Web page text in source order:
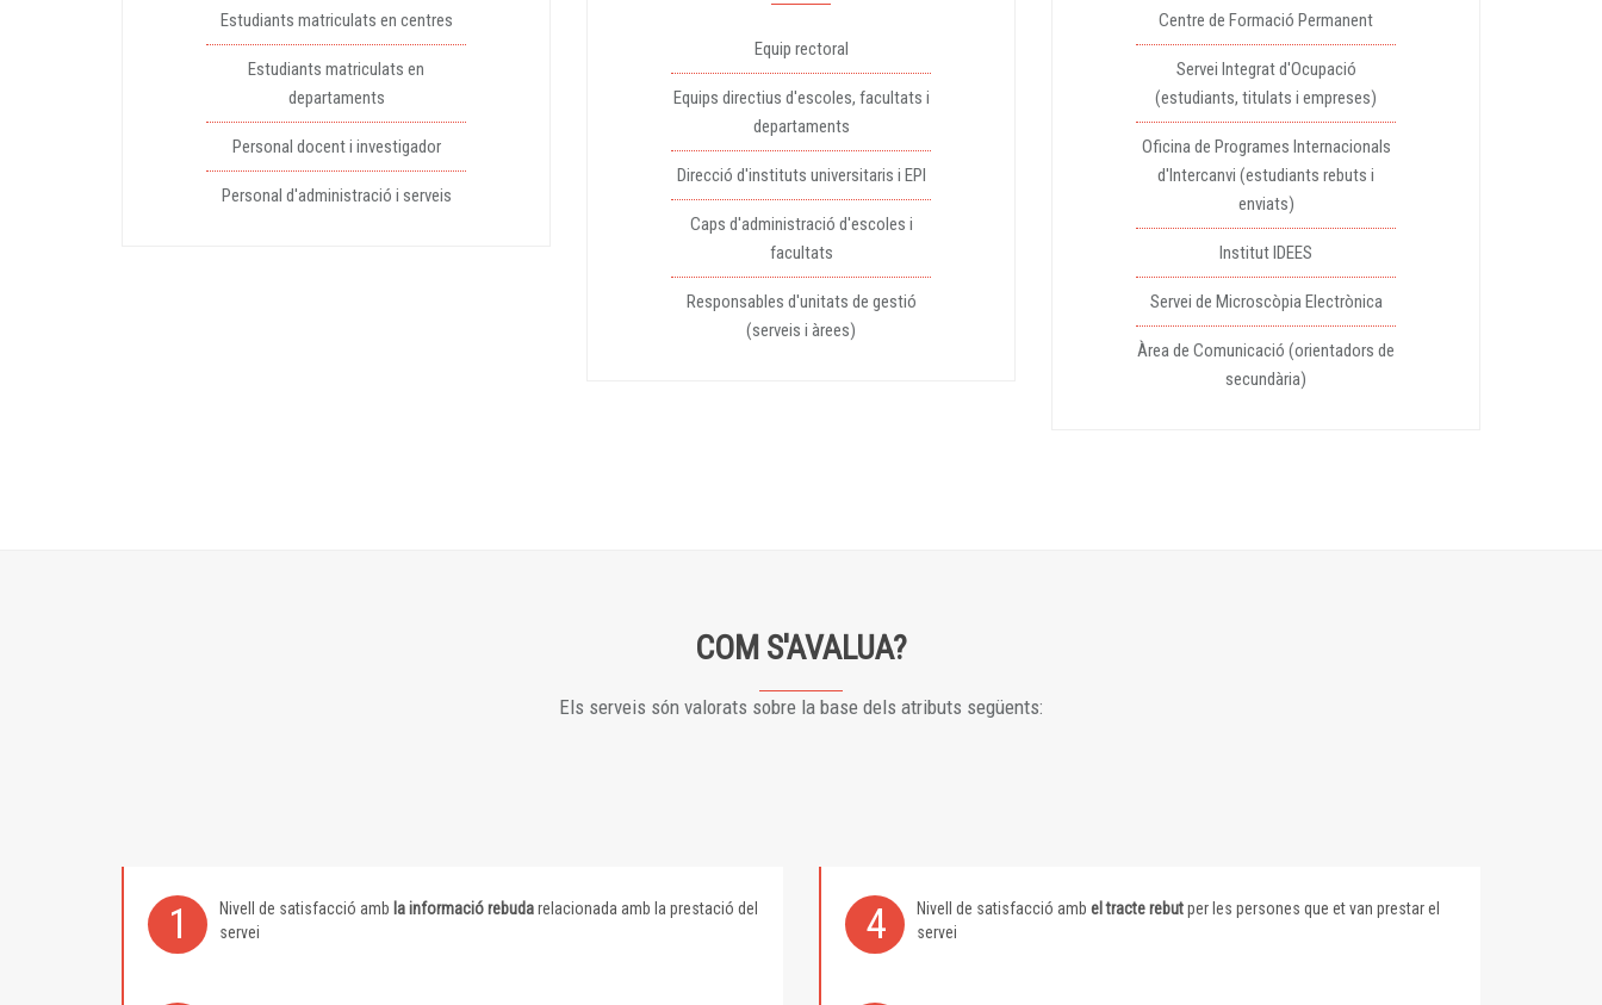
Estudiants matriculats en centres
Estudiants matriculats en
departaments
Personal docent i investigador
Personal d'administració i serveis
Equip rectoral
Equips directius d'escoles, facultats i
departaments
Direcció d'instituts universitaris i EPI
Caps d'administració d'escoles i
facultats
Responsables d'unitats de gestió
(serveis i àrees)
Centre de Formació Permanent
Servei Integrat d'Ocupació
(estudiants, titulats i empreses)
Oficina de Programes Internacionals
d'Intercanvi (estudiants rebuts i
enviats)
Institut IDEES
Servei de Microscòpia Electrònica
Àrea de Comunicació (orientadors de
secundària)
COM S'AVALUA?
Els serveis són valorats sobre la base dels atributs següents:
1 Nivell de satisfacció amb la informació rebudarelacionada amb la prestació del
servei
4 Nivell de satisfacció amb el tracte rebutper les persones que et van prestar el
servei